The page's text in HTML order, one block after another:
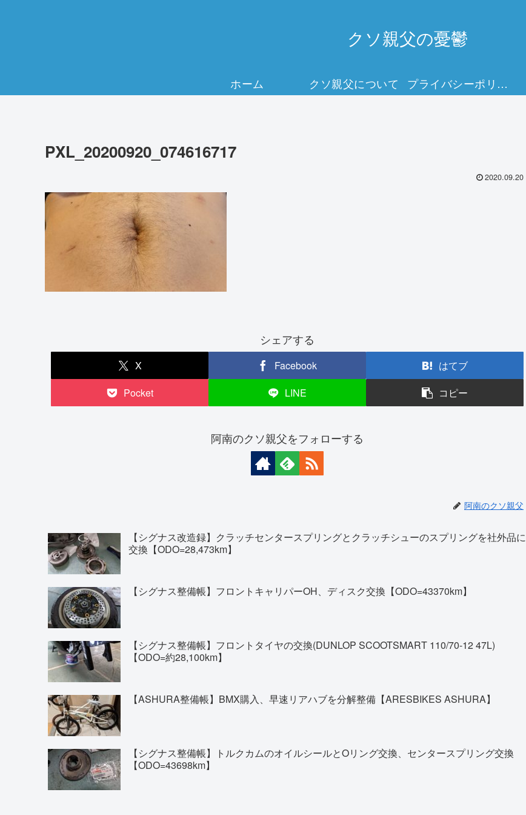
クソ親父の憂鬱
ホーム クソ親父について プライバシーポリシー
PXL_20200920_074616717
2020.09.20
シェアする
X Facebook
はてブ
Pocket
LINE コピー
阿南のクソ親父をフォローする
阿南のクソ親父
【シグナス改造録】クラッチセンタースプリングとクラッチシューのスプリングを社外品に
交換【ODO=28,473km】
【シグナス整備帳】フロントキャリパーOH、ディスク交換【ODO=43370km】
【シグナス整備帳】フロントタイヤの交換(DUNLOP SCOOTSMART 110/70-12 47L)
【ODO=約28,100km】
【ASHURA整備帳】BMX購入、早速リアハブを分解整備【ARESBIKES ASHURA】
【シグナス整備帳】トルクカムのオイルシールとOリング交換、センタースプリング交換
【ODO=43698km】